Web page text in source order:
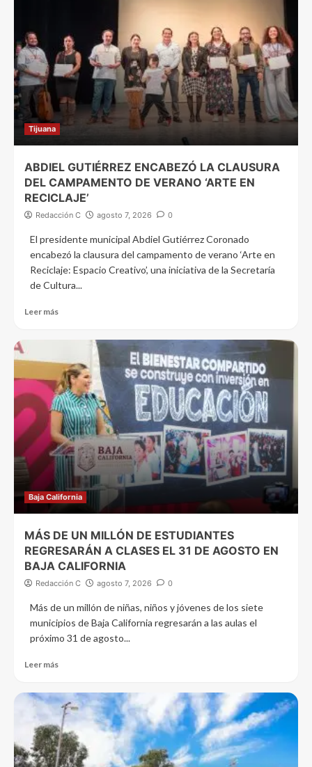
Tijuana
ABDIEL GUTIÉRREZ ENCABEZÓ LA CLAUSURA
DEL CAMPAMENTO DE VERANO ‘ARTE EN
RECICLAJE’
Redacción C agosto 7, 2026 0
El presidente municipal Abdiel Gutiérrez Coronado
encabezó la clausura del campamento de verano ‘Arte en
Reciclaje: Espacio Creativo’, una iniciativa de la Secretaría
de Cultura...
Leer más
Baja California
MÁS DE UN MILLÓN DE ESTUDIANTES
REGRESARÁN A CLASES EL 31 DE AGOSTO EN
BAJA CALIFORNIA
Redacción C agosto 7, 2026 0
Más de un millón de niñas, niños y jóvenes de los siete
municipios de Baja California regresarán a las aulas el
próximo 31 de agosto...
Leer más